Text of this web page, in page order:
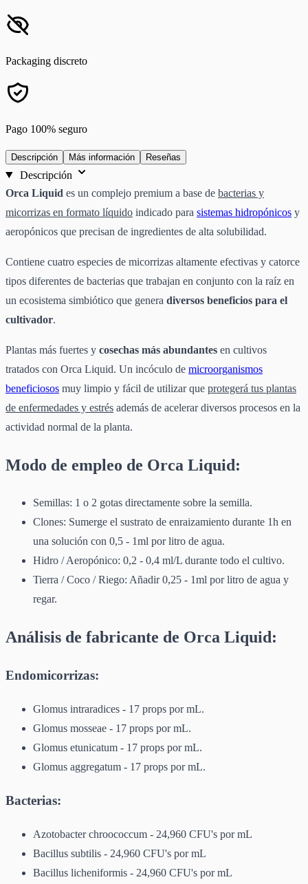
Packaging discreto
Pago 100% seguro
Descripción Más información Reseñas
Descripción
Orca Liquid es un complejo premium a base de bacterias y
micorrizas en formato líquido indicado para sistemas hidropónicos y
aeropónicos que precisan de ingredientes de alta solubilidad.
Contiene cuatro especies de micorrizas altamente efectivas y catorce
tipos diferentes de bacterias que trabajan en conjunto con la raíz en
un ecosistema simbiótico que genera diversos beneficios para el
cultivador.
Plantas más fuertes y cosechas más abundantes en cultivos
tratados con Orca Liquid. Un incóculo de microorganismos
beneficiosos muy limpio y fácil de utilizar que protegerá tus plantas
de enfermedades y estrés además de acelerar diversos procesos en la
actividad normal de la planta.
Modo de empleo de Orca Liquid:
Semillas: 1 o 2 gotas directamente sobre la semilla.
Clones: Sumerge el sustrato de enraizamiento durante 1h en
una solución con 0,5 - 1ml por litro de agua.
Hidro / Aeropónico: 0,2 - 0,4 ml/L durante todo el cultivo.
Tierra / Coco / Riego: Añadir 0,25 - 1ml por litro de agua y
regar.
Análisis de fabricante de Orca Liquid:
Endomicorrizas:
Glomus intraradices - 17 props por mL.
Glomus mosseae - 17 props por mL.
Glomus etunicatum - 17 props por mL.
Glomus aggregatum - 17 props por mL.
Bacterias:
Azotobacter chroococcum - 24,960 CFU's por mL
Bacillus subtilis - 24,960 CFU's por mL
Bacillus licheniformis - 24,960 CFU's por mL